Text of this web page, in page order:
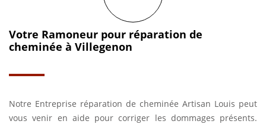
Votre Ramoneur pour réparation de
cheminée à Villegenon
Notre Entreprise réparation de cheminée Artisan Louis peut
vous venir en aide pour corriger les dommages présents.